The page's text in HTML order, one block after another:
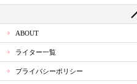
ABOUT
ライター一覧
プライバシーポリシー